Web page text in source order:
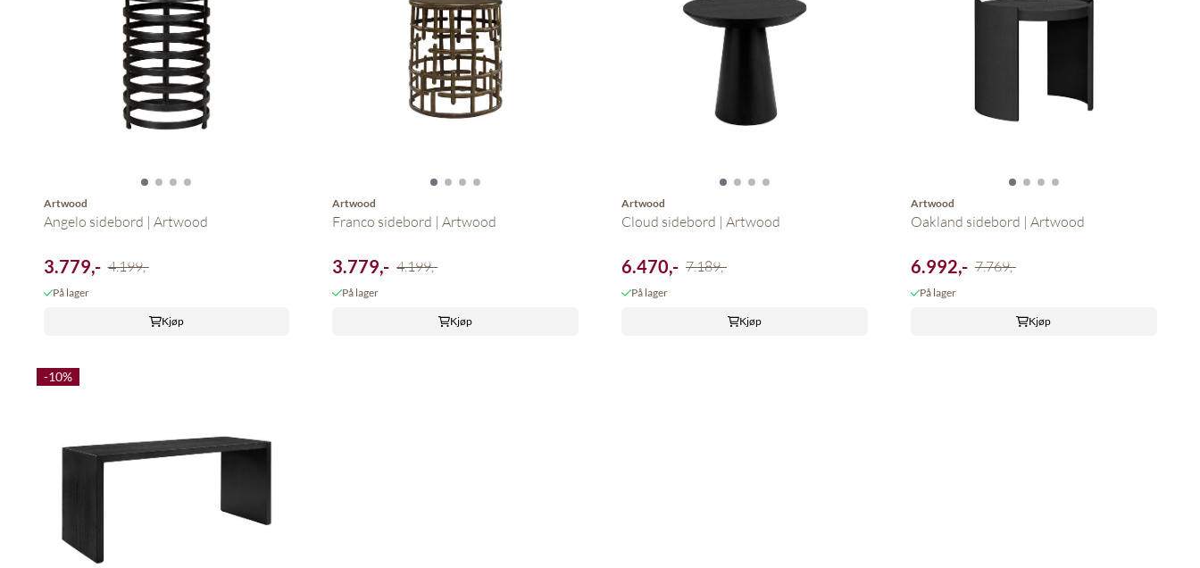
Artwood
Angelo sidebord | Artwood
3.779,- 4.199,-
På lager
Kjøp
Artwood
Franco sidebord | Artwood
3.779,- 4.199,-
På lager
Kjøp
Artwood
Cloud sidebord | Artwood
6.470,- 7.189,-
På lager
Kjøp
Artwood
Oakland sidebord | Artwood
6.992,- 7.769,-
På lager
Kjøp
-10%